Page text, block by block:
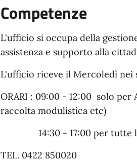
Competenze
L'ufficio si occupa della
assistenza e supporto alla
L'ufficio riceve il Mercoledì nei
ORARI : 09:00 - 12:00 solo per
raccolta modulistica etc)
14:30 - 17:00 per tutte le
TEL. 0422 850020